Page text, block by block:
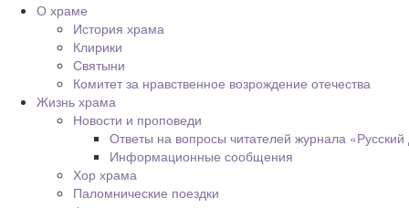
О храме
История храма
Клирики
Святыни
Комитет за нравственное возрождение отечества
Жизнь храма
Новости и проповеди
Ответы на вопросы читателей журнала
Информационные сообщения
Хор храма
Паломнические поездки